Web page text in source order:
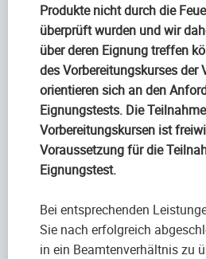
Produkte nicht durch die
überprüft wurden und wir
über deren Eignung treffen
des Vorbereitungskurses der
orientieren sich an den
Eignungstests. Die
Vorbereitungskursen ist
Voraussetzung für die
Eignungstest.
Bei entsprechenden
Sie nach erfolgreich
in ein Beamtenverhältnis zu